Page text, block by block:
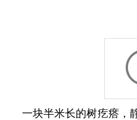
一块半米长的树疙瘩，